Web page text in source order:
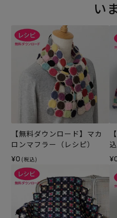
い
【無料ダウンロード】マカ
ロンマフラー（レシピ）
¥0 (税込)